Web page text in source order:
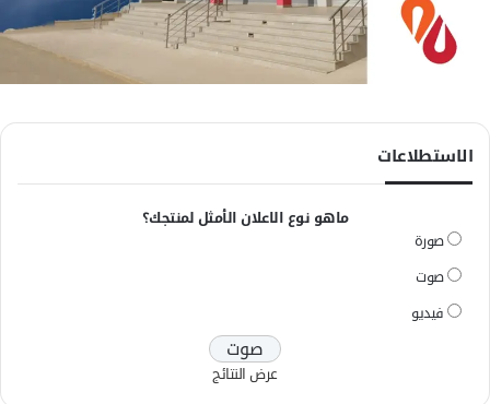
الاستطلاعات
ماهو نوع الاعلان الأمثل لمنتجك؟
صورة
صوت
فيديو
عرض النتائج